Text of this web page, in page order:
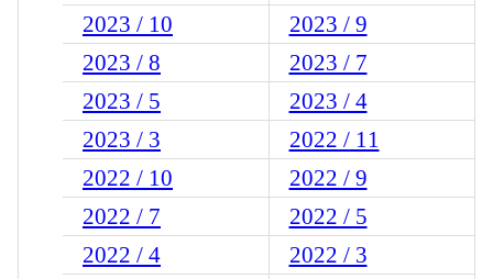
2023 / 10
2023 / 9
2023 / 8
2023 / 7
2023 / 5
2023 / 4
2023 / 3
2022 / 11
2022 / 10
2022 / 9
2022 / 7
2022 / 5
2022 / 4
2022 / 3